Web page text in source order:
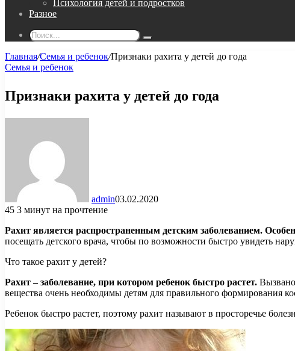
Психология детей и подростков
Разное
Поиск...
Главная/Семья и ребенок/Признаки рахита у детей до года
Семья и ребенок
Признаки рахита у детей до года
admin03.02.2020
45 3 минут на прочтение
Рахит является распространенным детским заболеванием.
посещать детского врача, чтобы по возможности быстро увидеть
Что такое рахит у детей?
Рахит – заболевание, при котором ребенок быстро растет.
вещества очень необходимы детям для правильного формирования
Ребенок быстро растет, поэтому рахит называют в просторечье